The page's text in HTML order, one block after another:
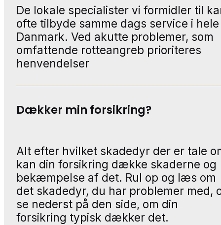
De lokale specialister vi formidler til
ofte tilbyde samme dags service i hele
Danmark. Ved akutte problemer, som
omfattende rotteangreb prioriteres
henvendelser
Dækker min forsikring?
Alt efter hvilket skadedyr der er tale
kan din forsikring dække skaderne og
bekæmpelse af det. Rul op og læs om
det skadedyr, du har problemer med,
se nederst på den side, om din
forsikring typisk dækker det.